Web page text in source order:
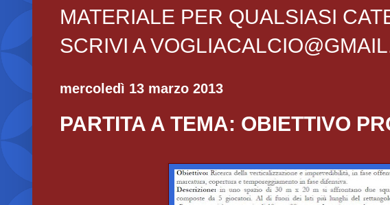
MATERIALE PER QUALSIASI
SCRIVI A
mercoledì 13 marzo 2013
PARTITA A TEMA: OBIETTIVO